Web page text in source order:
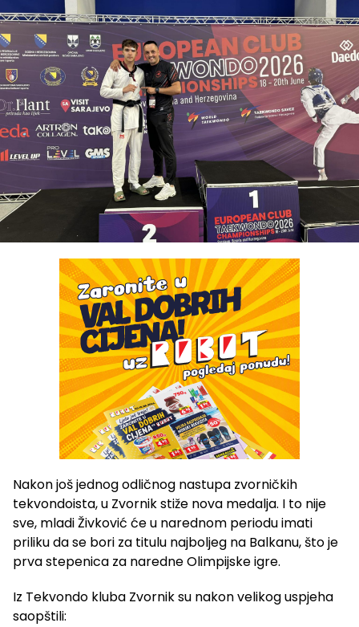
Nakon još jednog odličnog nastupa zvorničkih
tekvondoista, u Zvornik stiže nova medalja. I to nije
sve, mladi Živković će u narednom periodu imati
priliku da se bori za titulu najboljeg na Balkanu, što je
prva stepenica za naredne Olimpijske igre.
Iz Tekvondo kluba Zvornik su nakon velikog uspjeha
saopštili: